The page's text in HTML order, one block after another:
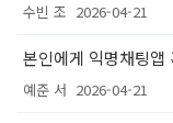
수빈 조 2026-04-21
본인에게 익명채팅앱
예준 서 2026-04-21